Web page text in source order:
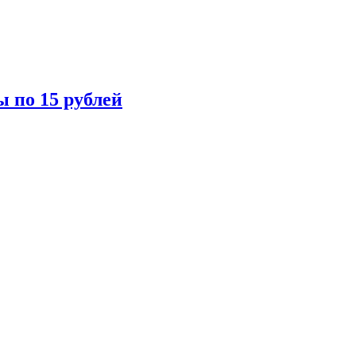
по 15 рублей